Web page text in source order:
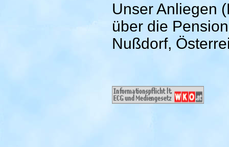
Unser Anliegen
über die
Nußdorf,